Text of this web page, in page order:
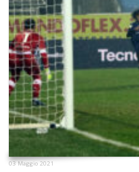
03 Maggio 2021